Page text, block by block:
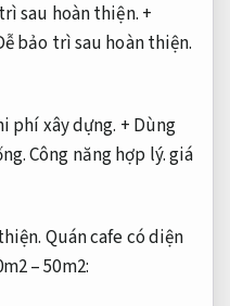
sau hoàn thiện. +
bảo trì sau hoàn thiện.
phí xây dựng. + Dùng
Công năng hợp lý.giá
Quán cafe có diện
– 50m2: